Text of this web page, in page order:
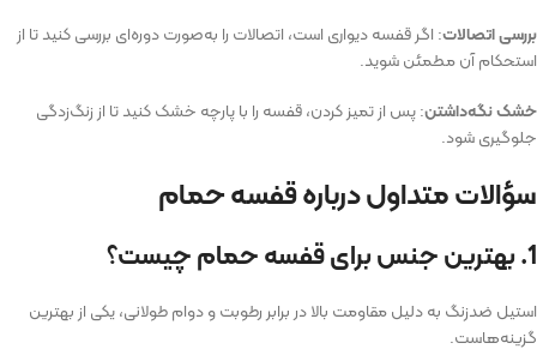
بررسی اتصالات: اگر قفسه دیواری است، اتصالات را به‌صورت دوره‌ای بررسی کنید تا از
استحکام آن مطمئن شوید.
خشک نگه‌داشتن: پس از تمیز کردن، قفسه را با پارچه خشک کنید تا از زنگ‌زدگی
جلوگیری شود.
سؤالات متداول درباره قفسه حمام
1. بهترین جنس برای قفسه حمام چیست؟
استیل ضدزنگ به دلیل مقاومت بالا در برابر رطوبت و دوام طولانی، یکی از بهترین
گزینه‌هاست.